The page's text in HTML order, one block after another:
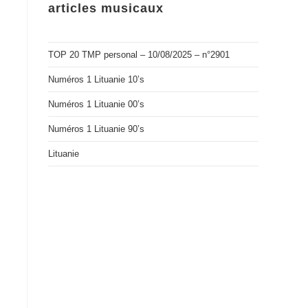
articles musicaux
TOP 20 TMP personal – 10/08/2025 – n°2901
Numéros 1 Lituanie 10’s
Numéros 1 Lituanie 00’s
Numéros 1 Lituanie 90’s
Lituanie